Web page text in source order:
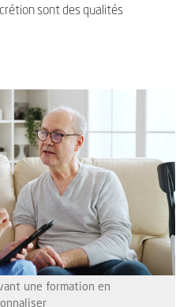
sont des qualités
une formation en